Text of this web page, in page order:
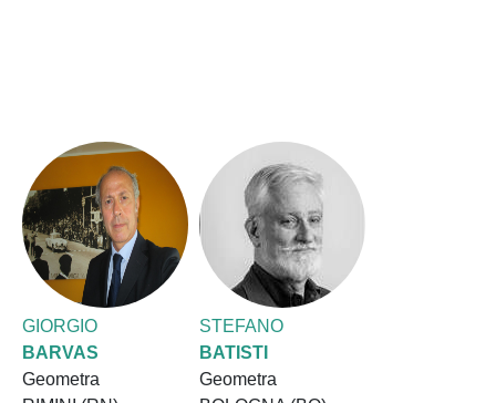
GIORGIO
BARVAS
Geometra
STEFANO
BATISTI
Geometra